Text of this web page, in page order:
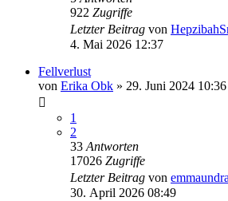
922 Zugriffe
Letzter Beitrag von
4. Mai 2026 12:37
Fellverlust
von Erika Obk » 29. Juni 2024 10:36
1
2
33 Antworten
17026 Zugriffe
Letzter Beitrag von
30. April 2026 08:49